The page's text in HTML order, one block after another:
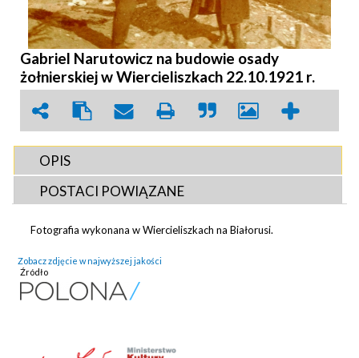
Gabriel Narutowicz na budowie osady
żołnierskiej w Wiercieliszkach 22.10.1921 r.
OPIS
POSTACI POWIĄZANE
Fotografia wykonana w Wiercieliszkach na Białorusi.
Zobacz zdjęcie w najwyższej jakości
Źródło